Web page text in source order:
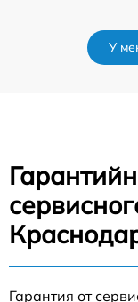
У
Гарантия от